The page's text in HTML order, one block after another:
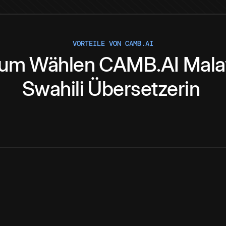
VORTEILE VON CAMB.AI
Wählen CAMB.AI
Swahili Übersetzerin